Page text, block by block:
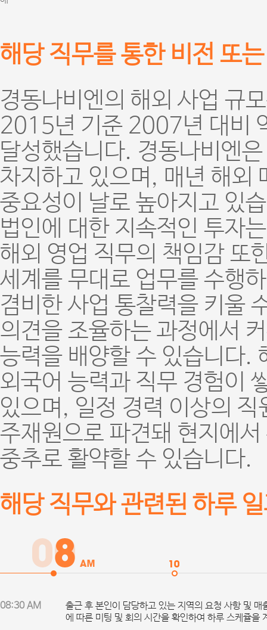
해당 직무를 통한 비전 또
경동나비엔의 해외 사업 규
2015년 기준 2007년 대비
달성했습니다. 경동나비엔
차지하고 있으며, 매년 해외
중요성이 날로 높아지고 있
법인에 대한 지속적인 투자
해외 영업 직무의 책임감 또
세계를 무대로 업무를 수행
겸비한 사업 통찰력을 키울
의견을 조율하는 과정에서
능력을 배양할 수 있습니다.
외국어 능력과 직무 경험이
있으며, 일정 경력 이상의
주재원으로 파견돼 현지에
중추로 활약할 수 있습니다.
해당 직무와 관련된 하루
08:30 AM
출근 후 본인이 담당하고 있는 지역의 요청 사항 및
에 따른 미팅 및 회의 시간을 확인하여 하루 스케쥴을